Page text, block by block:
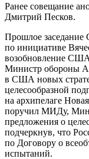
Ранее совещание
Дмитрий Песков.
Прошлое заседание
по инициативе
возобновление
Министр обороны
в США новых
целесообразной
на архипелаге
поручил МИДу,
предложения о
подчеркнув, что
по Договору о
испытаний.